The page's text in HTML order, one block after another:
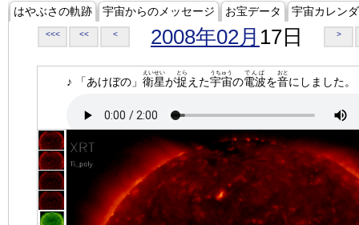
はやぶさの軌跡 宇宙からのメッセージ お宝データ 宇宙カレン
<<< << < 2008年02月 17日 >
♪ 「あけぼの」 衛星
えいせい
が捉
とら
えた宇宙
うちゅう
の電波
でんぱ
を音
おと
にしました。